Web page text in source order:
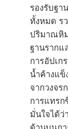
รองรับฐา
ทั้งหมด ร
ปริมาณหิม
ฐานรากแ
การอัปเก
น้ำค้างแข็
จากวงจร
การแทรก
มั่นใจได้ว่